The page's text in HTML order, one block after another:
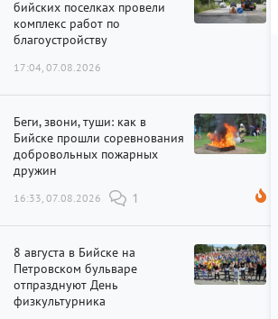
бийских поселках провели
комплекс работ по
благоустройству
17:04, 07.08.2026
Беги, звони, туши: как в
Бийске прошли соревнования
добровольных пожарных
дружин
16:33, 07.08.2026 1
8 августа в Бийске на
Петровском бульваре
отпразднуют День
физкультурника